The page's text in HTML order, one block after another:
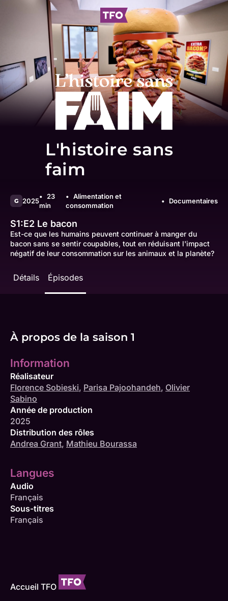
L'histoire sans
faim
G 2025
23
min
Alimentation et
consommation
Documentaires
S1:E2 Le bacon
Est-ce que les humains peuvent continuer à manger du
bacon sans se sentir coupables, tout en réduisant l'impact
négatif de leur consommation sur les animaux et la planète?
Détails Épisodes
À propos de la saison 1
Information
Réalisateur
Florence Sobieski, Parisa Pajoohandeh, Olivier
Sabino
Année de production
2025
Distribution des rôles
Andrea Grant, Mathieu Bourassa
Langues
Audio
Français
Sous-titres
Français
Accueil TFO